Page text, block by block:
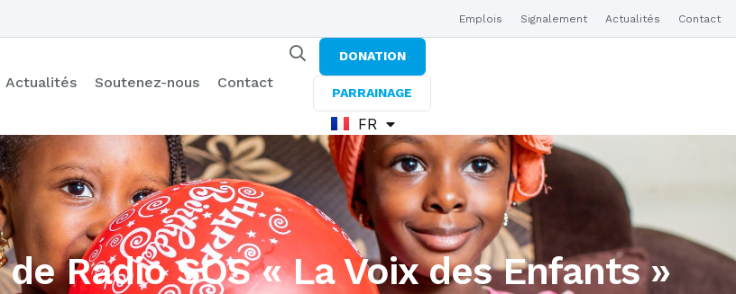
Emplois Signalement Actualités Contact
Actualités Soutenez-nous Contact
FR
EN
PARRAINAGE
DONATION
Radio SOS « La Voix des Enfants »